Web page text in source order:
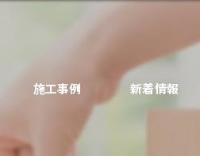
施工事例 新着情報